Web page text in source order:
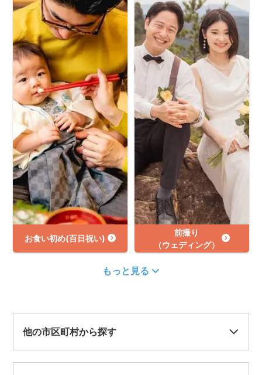
お食い初め(百日祝い)
前撮り
（ウェディング）
もっと見る
他の市区町村から探す